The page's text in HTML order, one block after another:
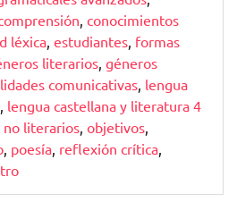
, conocimientos
léxica, estudiantes, formas
literarios, géneros
comunicativas, lengua
, lengua castellana y literatura 4
no literarios, objetivos,
, poesía, reflexión crítica,